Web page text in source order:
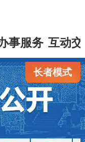
事服务 互动
长者模式